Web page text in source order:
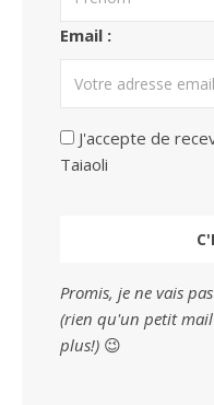
Email :
J'accepte de
Taiaoli
Promis, je ne vais
(rien qu'un petit
plus!) 😉